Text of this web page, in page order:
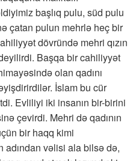
başlıq pulu, süd pulu
çatan pulun mehrlə heç bir
dövründə mehri qızın
Başqa bir cahiliyyət
olan qadını
İslam bu cür
Evliliyi iki insanın bir-birini
çevirdi. Mehri də qadının
bir haqq kimi
adından vəlisi ala bilsə də,